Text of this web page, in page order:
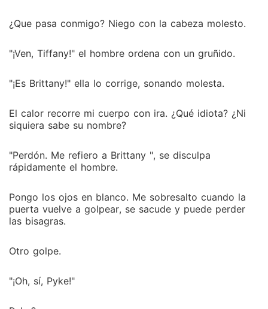
¿Que pasa conmigo? Niego con la cabeza molesto.
"¡Ven, Tiffany!" el hombre ordena con un gruñido.
"¡Es Brittany!" ella lo corrige, sonando molesta.
El calor recorre mi cuerpo con ira. ¿Qué idiota? ¿Ni
siquiera sabe su nombre?
"Perdón. Me refiero a Brittany ", se disculpa
rápidamente el hombre.
Pongo los ojos en blanco. Me sobresalto cuando la
puerta vuelve a golpear, se sacude y puede perder
las bisagras.
Otro golpe.
"¡Oh, sí, Pyke!"